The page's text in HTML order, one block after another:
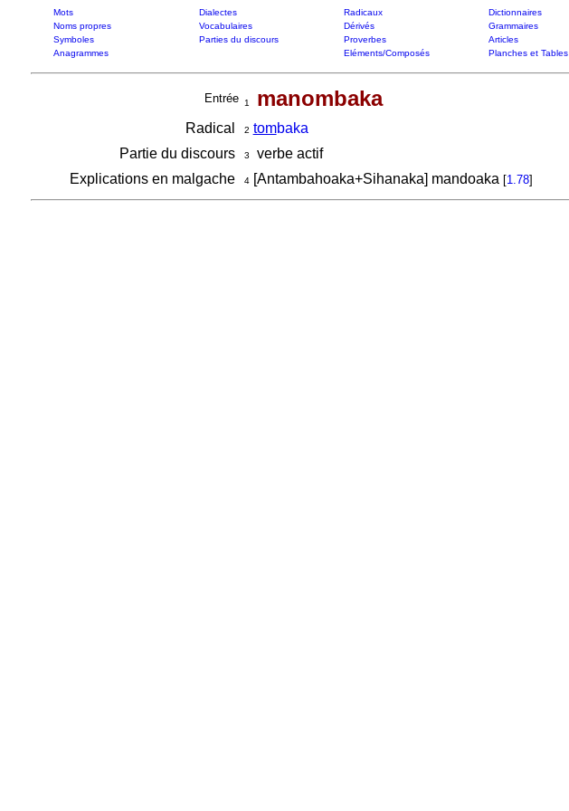
Mots Dialectes Radicaux Dictionnaires
Noms propres
Vocabulaires Dérivés Grammaires
Symboles
Parties du discours Proverbes Articles
Anagrammes
Eléments/Composés Planches et Tables
Entrée 1 manombaka
Radical 2 tombaka
Partie du discours
3
verbe actif
Explications en malgache
4[Antambahoaka+Sihanaka] mandoaka [1.78]